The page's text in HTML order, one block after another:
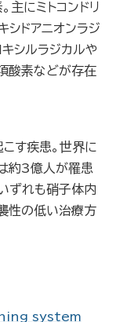
にミトコンドリ
シドアニオンラジ
シルラジカルや
酸素などが存在
す疾患。世界に
約3億人が罹患
ずれも硝子体内
性の低い治療方
system